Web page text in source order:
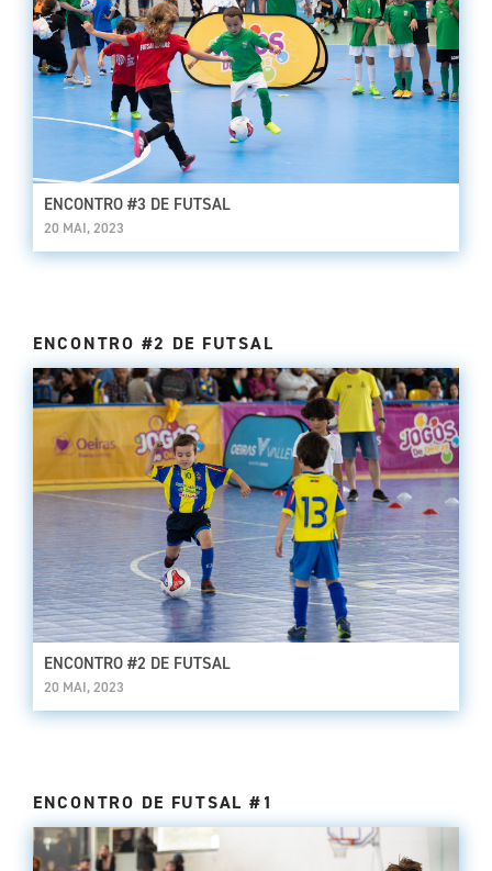
ENCONTRO #3 DE FUTSAL
20 MAI, 2023
ENCONTRO #2 DE FUTSAL
ENCONTRO #2 DE FUTSAL
20 MAI, 2023
ENCONTRO DE FUTSAL #1